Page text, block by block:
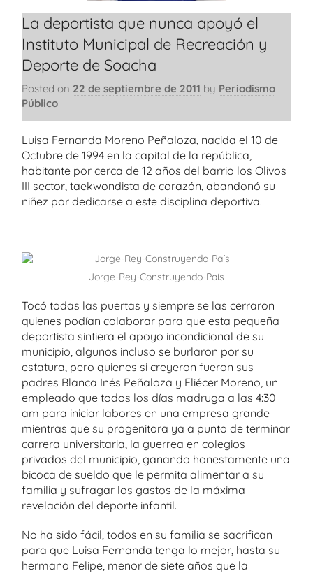
La deportista que nunca apoyó el
Instituto Municipal de Recreación y
Deporte de Soacha
Posted on 22 de septiembre de 2011 by Periodismo
Público
Luisa Fernanda Moreno Peñaloza, nacida el 10 de
Octubre de 1994 en la capital de la república,
habitante por cerca de 12 años del barrio los Olivos
III sector, taekwondista de corazón, abandonó su
niñez por dedicarse a este disciplina deportiva.
Jorge-Rey-Construyendo-País
Tocó todas las puertas y siempre se las cerraron
quienes podían colaborar para que esta pequeña
deportista sintiera el apoyo incondicional de su
municipio, algunos incluso se burlaron por su
estatura, pero quienes si creyeron fueron sus
padres Blanca Inés Peñaloza y Eliécer Moreno, un
empleado que todos los días madruga a las 4:30
am para iniciar labores en una empresa grande
mientras que su progenitora ya a punto de terminar
carrera universitaria, la guerrea en colegios
privados del municipio, ganando honestamente una
bicoca de sueldo que le permita alimentar a su
familia y sufragar los gastos de la máxima
revelación del deporte infantil.
No ha sido fácil, todos en su familia se sacrifican
para que Luisa Fernanda tenga lo mejor, hasta su
hermano Felipe, menor de siete años que la